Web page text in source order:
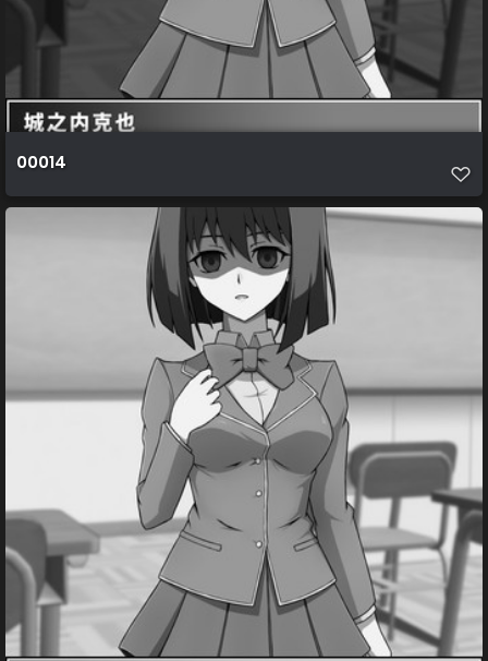
00014